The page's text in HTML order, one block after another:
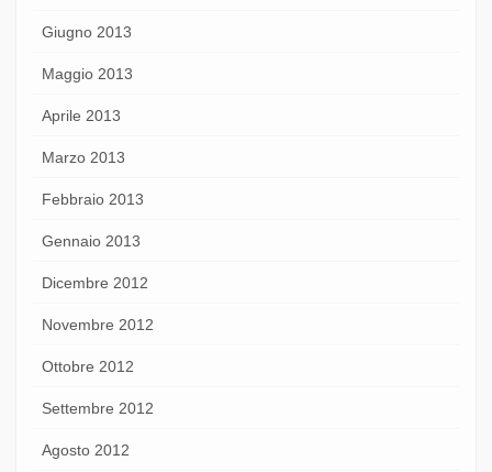
Giugno 2013
Maggio 2013
Aprile 2013
Marzo 2013
Febbraio 2013
Gennaio 2013
Dicembre 2012
Novembre 2012
Ottobre 2012
Settembre 2012
Agosto 2012